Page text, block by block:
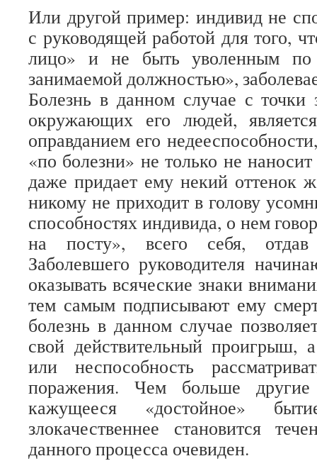
Или другой пример: индивид не
с руководящей работой для того,
лицо» и не быть уволенным по
занимаемой должностью»,
Болезнь в данном случае с точки
окружающих его людей,
оправданием его
«по болезни» не только не
даже придает ему некий оттенок
никому не приходит в голову
способностях индивида, о нем
на посту», всего себя,
Заболевшего руководителя
оказывать всяческие знаки
тем самым подписывают ему
болезнь в данном случае
свой действительный проигрыш,
или неспособность
поражения. Чем больше
кажущееся «достойное»
злокачественнее становится
данного процесса очевиден.